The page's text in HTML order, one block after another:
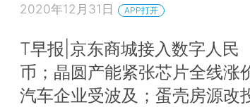
2020年12月31日 APP打开
T早报|京东商城接入数字人民
币；晶圆产能紧张芯片全线涨
汽车企业受波及；蛋壳房源改